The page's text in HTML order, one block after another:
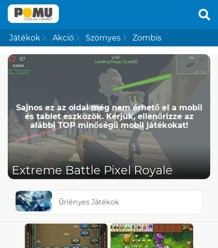
Játékok Akció Szörnyes Zombis
Sajnos ez az oldal még nem érhető el a mobil
és tablet eszközök. Kérjük, ellenőrizze az
alábbi TOP minőségű mobil játékokat!
Extreme Battle Pixel Royale
Űrlényes Játékok